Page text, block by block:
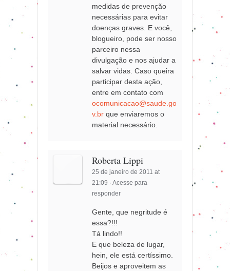
medidas de prevenção
necessárias para evitar
doenças graves. E você,
blogueiro, pode ser nosso
parceiro nessa
divulgação e nos ajudar a
salvar vidas. Caso queira
participar desta ação,
entre em contato com
ocomunicacao@saude.go
v.br que enviaremos o
material necessário.
Roberta Lippi
25 de janeiro de 2011 at
21:09 ·Acesse para
responder
Gente, que negritude é
essa?!!!
Tá lindo!!
E que beleza de lugar,
hein, ele está certíssimo.
Beijos e aproveitem as